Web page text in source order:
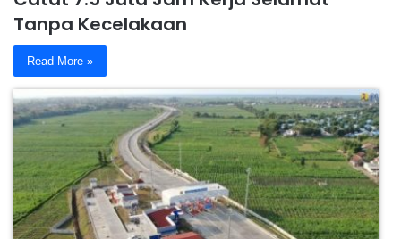
Tanpa Kecelakaan
Read More »